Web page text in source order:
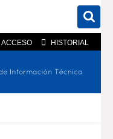
ACCESO HISTORIAL
En el sitio